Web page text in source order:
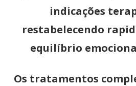
indicações
restabelecendo
equilíbrio
Os tratamentos